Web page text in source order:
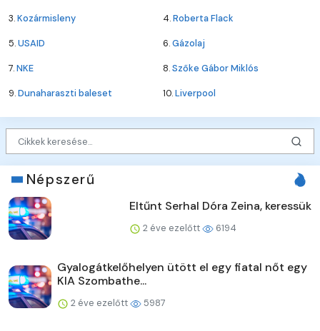
3.Kozármisleny 4.Roberta Flack
5.USAID 6.Gázolaj
7.NKE 8.Szőke Gábor Miklós
9.Dunaharaszti baleset 10.Liverpool
Népszerű
Eltűnt Serhal Dóra Zeina, keressük
2 éve ezelőtt 6194
Gyalogátkelőhelyen ütött el egy fiatal nőt egy
KIA Szombathe...
2 éve ezelőtt 5987